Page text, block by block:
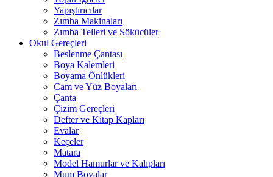
Yapıştırıcılar
Zımba Makinaları
Zımba Telleri ve Sökücüler
Okul Gereçleri
Beslenme Çantası
Boya Kalemleri
Boyama Önlükleri
Cam ve Yüz Boyaları
Çanta
Çizim Gereçleri
Defter ve Kitap Kapları
Evalar
Keçeler
Matara
Model Hamurlar ve Kalıpları
Mum Boyalar